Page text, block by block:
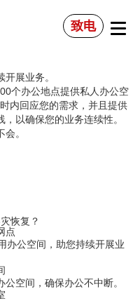
致电
展业务。
个办公地点提供私人办公空
内回应您的需求，并且提供
以确保您的业务连续性。
。
恢复？
点
办公空间，助您持续开展业
空间，确保办公不中断。